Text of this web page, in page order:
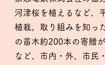
河津桜を植えるなど、
植栽。取り組みを知っ
の苗木約200本の寄贈
など、市内・外、市民